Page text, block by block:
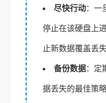
尽快行动：一
停止在该硬盘上
止新数据覆盖丢
备份数据：定
据丢失的最佳策略